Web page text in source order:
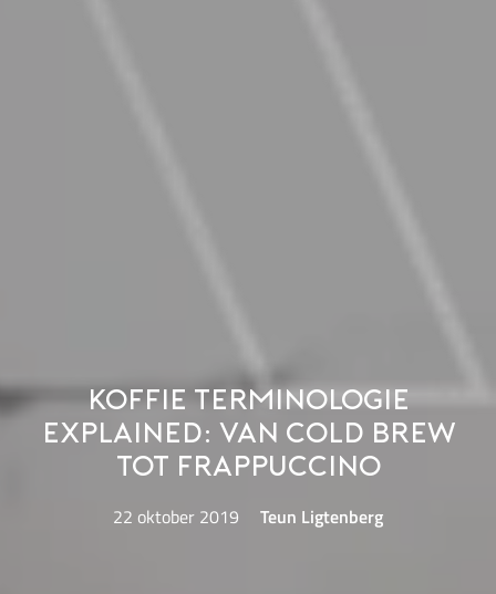
Koffie terminologie
explained: van cold brew
tot Frappuccino
22 oktober 2019 Teun Ligtenberg